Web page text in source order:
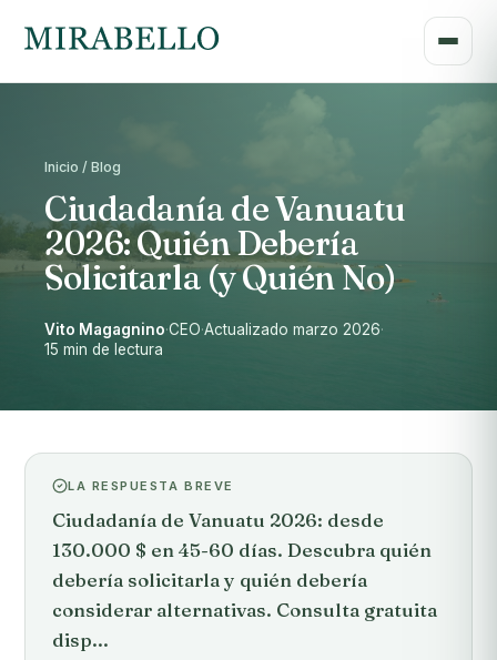
Inicio / Blog
Ciudadanía de Vanuatu
2026: Quién Debería
Solicitarla (y Quién No)
Vito Magagnino·CEO·Actualizado marzo 2026·
15 min de lectura
LA RESPUESTA BREVE
Ciudadanía de Vanuatu 2026: desde
130.000 $ en 45-60 días. Descubra quién
debería solicitarla y quién debería
considerar alternativas. Consulta gratuita
disp...